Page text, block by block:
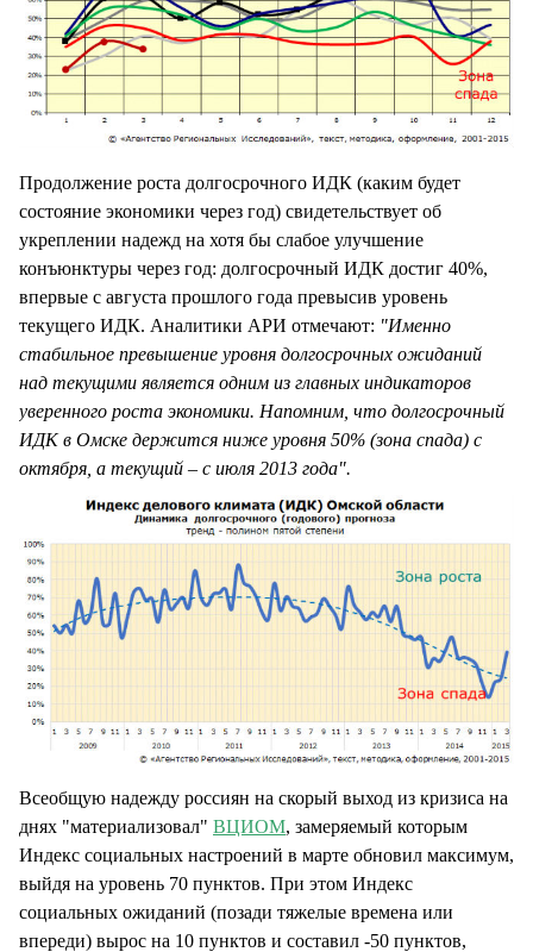
Продолжение роста долгосрочного ИДК (каким будет
состояние экономики через год) свидетельствует об
укреплении надежд на хотя бы слабое улучшение
конъюнктуры через год: долгосрочный ИДК достиг 40%,
впервые с августа прошлого года превысив уровень
текущего ИДК. Аналитики АРИ отмечают: "Именно
стабильное превышение уровня долгосрочных ожиданий
над текущими является одним из главных индикаторов
уверенного роста экономики. Напомним, что долгосрочный
ИДК в Омске держится ниже уровня 50% (зона спада) с
октября, а текущий – с июля 2013 года".
Всеобщую надежду россиян на скорый выход из кризиса на
днях "материализовал" ВЦИОМ, замеряемый которым
Индекс социальных настроений в марте обновил максимум,
выйдя на уровень 70 пунктов. При этом Индекс
социальных ожиданий (позади тяжелые времена или
впереди) вырос на 10 пунктов и составил -50 пунктов,